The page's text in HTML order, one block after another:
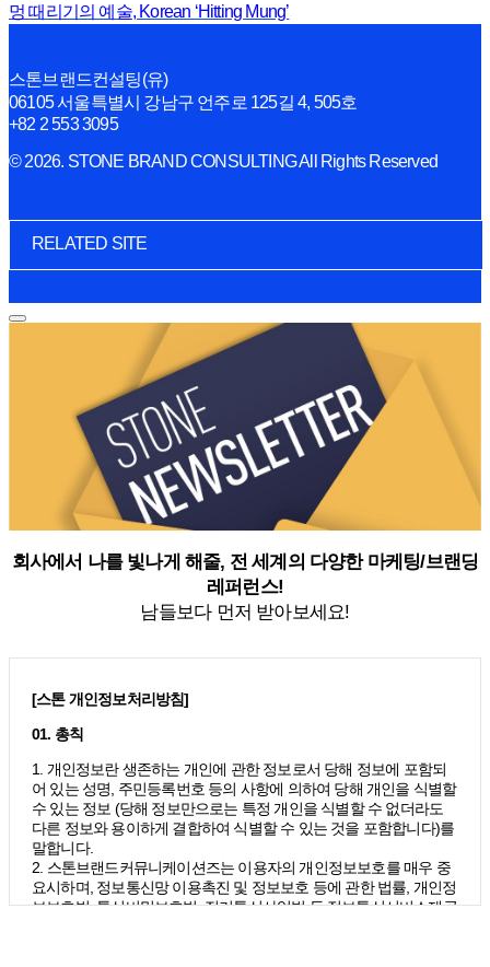
멍 때리기의 예술, Korean ‘Hitting Mung’
스톤브랜드컨설팅(유)
06105 서울특별시 강남구 언주로 125길 4, 505호
+82 2 553 3095
© 2026. STONE BRAND CONSULTING All Rights Reserved
RELATED SITE
회사에서 나를 빛나게 해줄, 전 세계의 다양한 마케팅/브랜딩
레퍼런스!
남들보다 먼저 받아보세요!
[스톤 개인정보처리방침]
01. 총칙
1. 개인정보란 생존하는 개인에 관한 정보로서 당해 정보에 포함되
어 있는 성명, 주민등록번호 등의 사항에 의하여 당해 개인을 식별할
수 있는 정보 (당해 정보만으로는 특정 개인을 식별할 수 없더라도
다른 정보와 용이하게 결합하여 식별할 수 있는 것을 포함합니다)를
말합니다.
2. 스톤브랜드커뮤니케이션즈는 이용자의 개인정보보호를 매우 중
요시하며, 정보통신망 이용촉진 및 정보보호 등에 관한 법률, 개인정
보보호법, 통신비밀보호법, 전기통신사업법 등 정보통신서비스제공